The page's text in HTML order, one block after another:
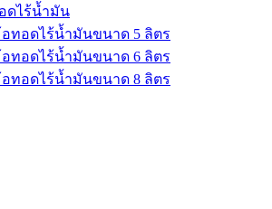
ดไร้น้ำมัน
ทอดไร้น้ำมันขนาด 5 ลิตร
ทอดไร้น้ำมันขนาด 6 ลิตร
ทอดไร้น้ำมันขนาด 8 ลิตร